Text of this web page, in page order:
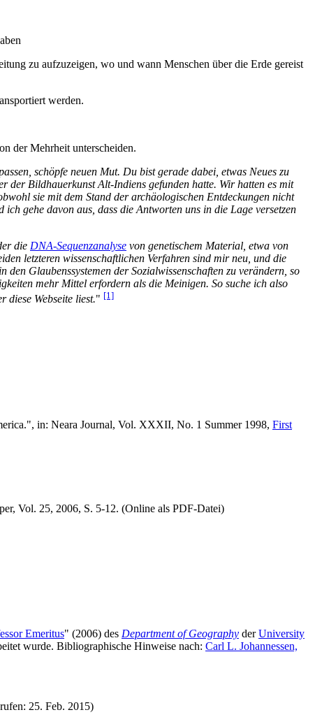
zu aufzuzeigen, wo und wann Menschen über die Erde gereist
werden.
der Mehrheit unterscheiden.
schöpfe neuen Mut. Du bist gerade dabei, etwas Neues zu
der Bildhauerkunst Alt-Indiens gefunden hatte. Wir hatten es mit
sie mit dem Stand der archäologischen Entdeckungen nicht
gehe davon aus, dass die Antworten uns in die Lage versetzen
die DNA-Sequenzanalyse von genetischem Material, etwa von
letzteren wissenschaftlichen Verfahren sind mir neu, und die
in den Glaubenssystemen der Sozialwissenschaften zu verändern, so
mehr Mittel erfordern als die Meinigen. So suche ich also
diese Webseite liest." [1]
in: Neara Journal, Vol. XXXII, No. 1 Summer 1998, First
Vol. 25, 2006, S. 5-12. (Online als PDF-Datei)
Emeritus" (2006) des Department of Geography derUniversity
wurde. Bibliographische Hinweise nach: Carl L. Johannessen,
25. Feb. 2015)